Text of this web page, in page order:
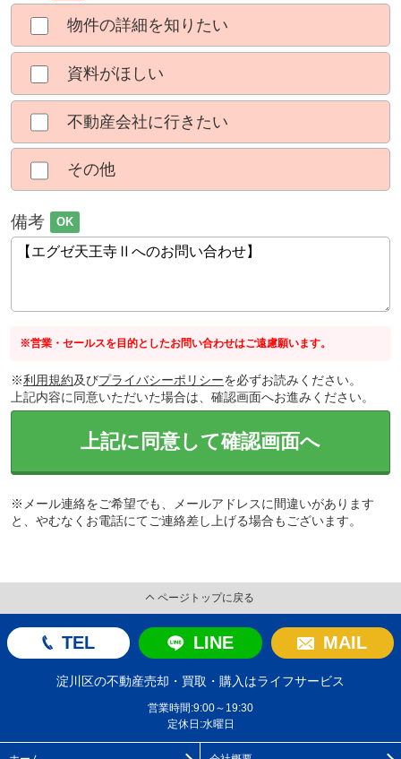
物件の詳細を知りたい
資料がほしい
不動産会社に行きたい
その他
備考 OK
※営業・セールスを目的としたお問い合わせはご遠慮願います。
※利用規約及びプライバシーポリシーを必ずお読みください。
上記内容に同意いただいた場合は、確認画面へお進みください。
上記に同意して確認画面へ
※メール連絡をご希望でも、メールアドレスに間違いがあります
と、やむなくお電話にてご連絡差し上げる場合もございます。
ページトップに戻る
TEL LINE MAIL
淀川区の不動産売却・買取・購入はライフサービス
営業時間:9:00～19:30
定休日:水曜日